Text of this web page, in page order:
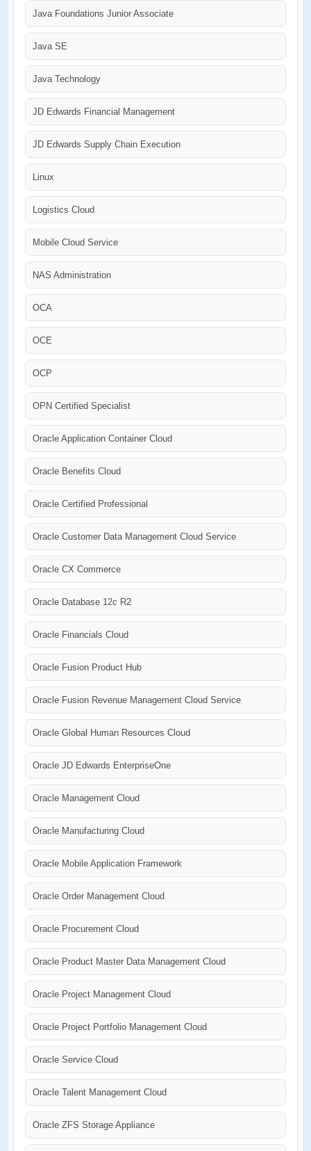
Java Foundations Junior Associate
Java SE
Java Technology
JD Edwards Financial Management
JD Edwards Supply Chain Execution
Linux
Logistics Cloud
Mobile Cloud Service
NAS Administration
OCA
OCE
OCP
OPN Certified Specialist
Oracle Application Container Cloud
Oracle Benefits Cloud
Oracle Certified Professional
Oracle Customer Data Management Cloud Service
Oracle CX Commerce
Oracle Database 12c R2
Oracle Financials Cloud
Oracle Fusion Product Hub
Oracle Fusion Revenue Management Cloud Service
Oracle Global Human Resources Cloud
Oracle JD Edwards EnterpriseOne
Oracle Management Cloud
Oracle Manufacturing Cloud
Oracle Mobile Application Framework
Oracle Order Management Cloud
Oracle Procurement Cloud
Oracle Product Master Data Management Cloud
Oracle Project Management Cloud
Oracle Project Portfolio Management Cloud
Oracle Service Cloud
Oracle Talent Management Cloud
Oracle ZFS Storage Appliance